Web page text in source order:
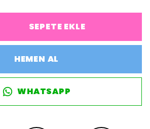
SEPETE EKLE
HEMEN AL
WHATSAPP